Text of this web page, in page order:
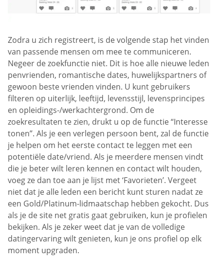
Zodra u zich registreert, is de volgende stap het vinden
van passende mensen om mee te communiceren.
Negeer de zoekfunctie niet. Dit is hoe alle nieuwe leden
penvrienden, romantische dates, huwelijkspartners of
gewoon beste vrienden vinden. U kunt gebruikers
filteren op uiterlijk, leeftijd, levensstijl, levensprincipes
en opleidings-/werkachtergrond. Om de
zoekresultaten te zien, drukt u op de functie “Interesse
tonen”. Als je een verlegen persoon bent, zal de functie
je helpen om het eerste contact te leggen met een
potentiële date/vriend. Als je meerdere mensen vindt
die je beter wilt leren kennen en contact wilt houden,
voeg ze dan toe aan je lijst met ‘Favorieten’. Vergeet
niet dat je alle leden een bericht kunt sturen nadat ze
een Gold/Platinum-lidmaatschap hebben gekocht. Dus
als je de site net gratis gaat gebruiken, kun je profielen
bekijken. Als je zeker weet dat je van de volledige
datingervaring wilt genieten, kun je ons profiel op elk
moment upgraden.